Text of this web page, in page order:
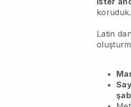
koruduk.
Latin